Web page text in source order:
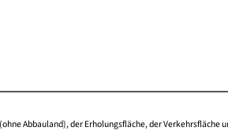
Abbauland), der Erholungsfläche, der Verkehrsfläche